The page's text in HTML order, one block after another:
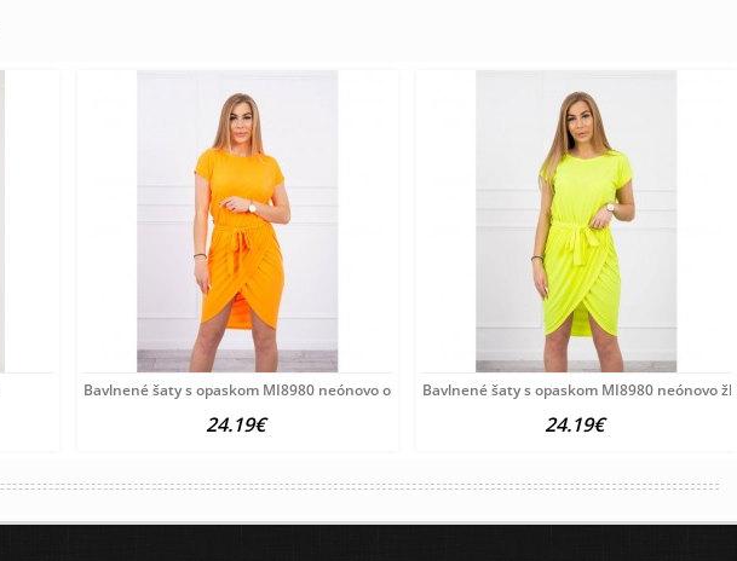
Bavlnené šaty s opaskom MI8980 neónovo oranžové Univerzálna
24.19€
Bavlnené šaty s opaskom MI8980 neónovo
24.19€